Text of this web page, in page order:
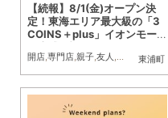
東浦町
【続報】8/1(金)オープン決
定！東海エリア最大級の「3
COINS＋plus」イオンモー
開店,専門店,親子,友人 ,ワンコイン